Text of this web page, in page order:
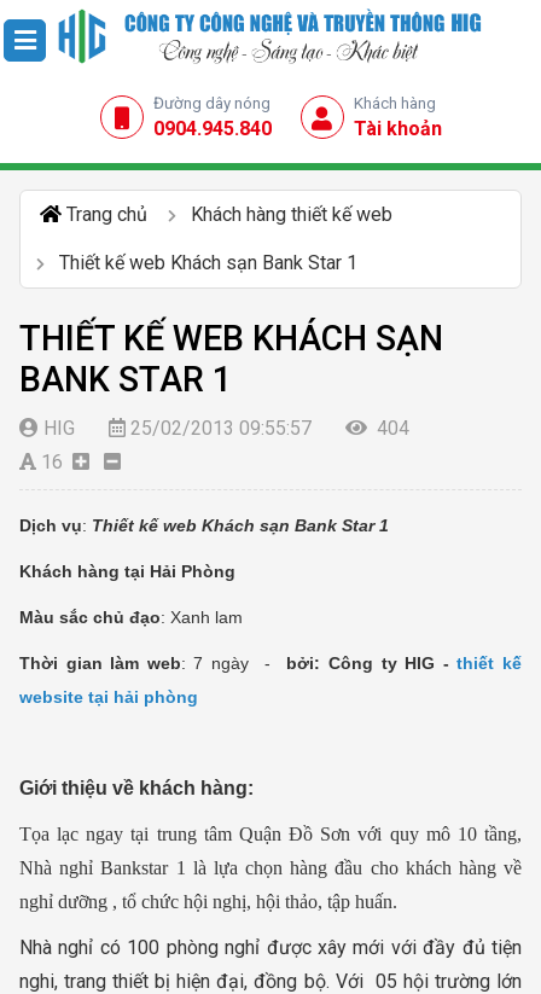
Đường dây nóng
0904.945.840
Khách hàng
Tài khoản
Trang chủ Khách hàng thiết kế web
Thiết kế web Khách sạn Bank Star 1
THIẾT KẾ WEB KHÁCH SẠN
BANK STAR 1
HIG 25/02/2013 09:55:57
404
16
Dịch vụ: Thiết kế web Khách sạn Bank Star 1
Khách hàng tại Hải Phòng
Màu sắc chủ đạo: Xanh lam
Thời gian làm web: 7 ngày - bởi: Công ty HIG -thiết kế
website tại hải phòng
Giới thiệu về khách hàng:
Tọa lạc ngay tại trung tâm Quận Đồ Sơn với quy mô 10 tầng,
Nhà nghỉ Bankstar 1 là lựa chọn hàng đầu cho khách hàng về
nghỉ dưỡng , tổ chức hội nghị, hội thảo, tập huấn.
Nhà nghỉ có 100 phòng nghỉ được xây mới với đầy đủ tiện
nghi, trang thiết bị hiện đại, đồng bộ. Với 05 hội trường lớn